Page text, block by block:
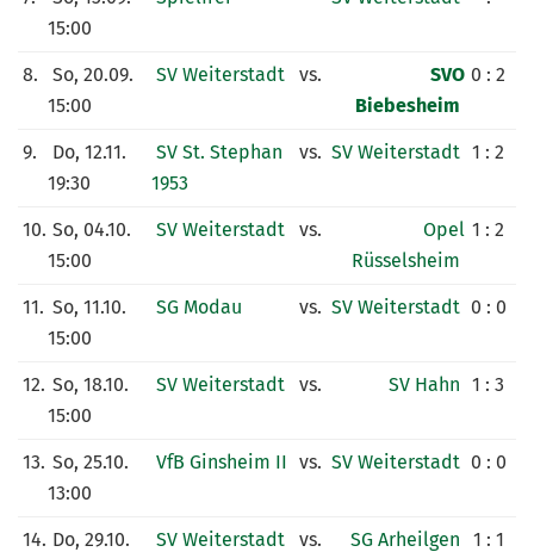
15:00
8.
So, 20.09.
15:00
SV Weiterstadt vs.
SVO
Biebesheim
0 : 2
9.
Do, 12.11.
19:30
SV St. Stephan
1953
vs. SV Weiterstadt 1 : 2
10. So, 04.10.
15:00
SV Weiterstadt vs.
Opel
Rüsselsheim
1 : 2
11. So, 11.10.
15:00
SG Modau vs. SV Weiterstadt 0 : 0
12. So, 18.10.
15:00
SV Weiterstadt vs. SV Hahn 1 : 3
13. So, 25.10.
13:00
VfB Ginsheim II vs. SV Weiterstadt 0 : 0
14. Do, 29.10.
SV Weiterstadt vs. SG Arheilgen 1 : 1